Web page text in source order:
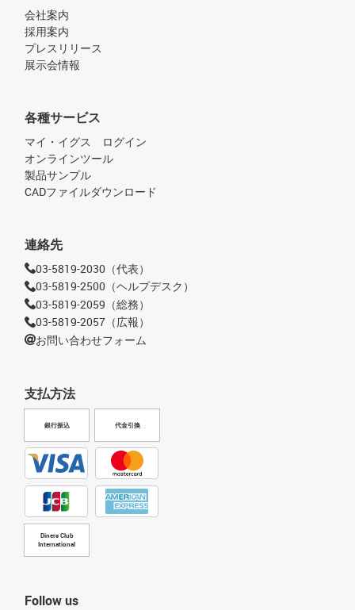
会社案内
採用案内
プレスリリース
展示会情報
支払方法
銀行振込 代金引換
Diners Club
International
各種サービス
マイ・イグス ログイン
オンラインツール
製品サンプル
CADファイルダウンロード
連絡先
03-5819-2030（代表）
03-5819-2500（ヘルプデスク）
03-5819-2059（総務）
03-5819-2057（広報）
お問い合わせフォーム
Follow us